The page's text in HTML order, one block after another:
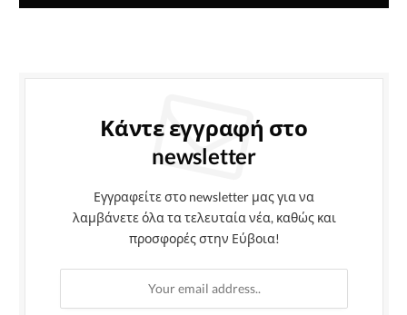
Κάντε εγγραφή στο
newsletter
Εγγραφείτε στο newsletter μας για να
λαμβάνετε όλα τα τελευταία νέα, καθώς και
προσφορές στην Εύβοια!